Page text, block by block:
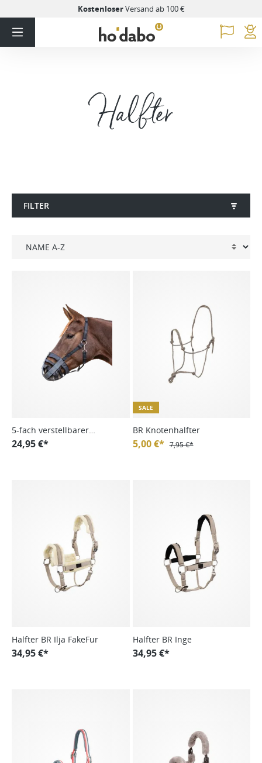
KostenloserVersand ab 100 €
Halfter
FILTER
5-fach verstellbarer
Freßschutz, schwarz, WB
24,95 €*
SALE
BR Knotenhalfter
5,00 €* 7,95 €*
Halfter BR Ilja FakeFur
34,95 €*
Halfter BR Inge
34,95 €*